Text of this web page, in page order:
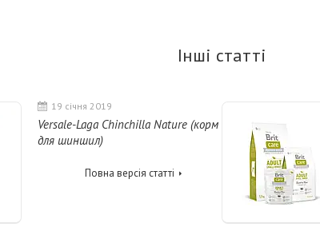
Інші статті
19 січня 2019
Versale-Laga Chinchilla Nature (корм
для шиншил)
Повна версія статті